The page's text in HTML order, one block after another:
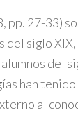
pp. 27-33)
del siglo
del
han
al